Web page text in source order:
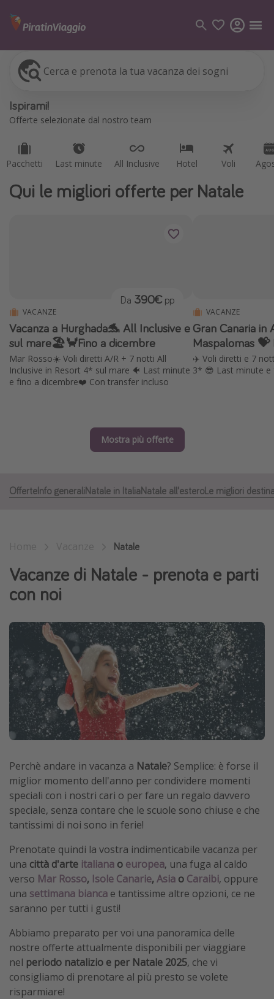
Cerca e prenota la tua vacanza dei sogni
Ispirami!
Offerte selezionate dal nostro team
Pacchetti Last minute All Inclusive Hotel Voli
Pacchetti
Voli
Vacanze
Baleari
Egitto
Tunisia
Malta
Canarie
Vacanze all inclusive
Last minute capodanno
Vacanze con bambini
Vacanze al mare
Viaggi per single
Altri argomenti
Travel magazine
Calendario di viaggio
Festività del 2026
Città più visitate
Qui le migliori offerte per Natale
VACANZE
Vacanza a Hurghada🐬 All Inclusive e
sul mare🏖🦀Fino a dicembre
Mar Rosso☀️ Voli diretti A/R + 7 notti All
Inclusive in Resort 4* sul mare 🐠 Last minute
e fino a dicembre❤️ Con transfer incluso
Da 390€ pp
VACANZE
Gran Canaria
Maspalomas 💝
✈️ Voli diretti e 7
3* 😎 Last minute e
Mostra più offerte
OfferteInfo generaliNatale in ItaliaNatale all'esteroLe migliori
Natale
Vacanze di Natale - prenota e parti
con noi
Perchè andare in vacanza a Natale? Semplice: è forse il
miglior momento dell'anno per condividere momenti
speciali con i nostri cari o per fare un regalo davvero
speciale, senza contare che le scuole sono chiuse e che
tantissimi di noi sono in ferie!
Prenotate quindi la vostra indimenticabile vacanza per
una città d'arte italiana o europea, una fuga al caldo
verso Mar Rosso, Isole Canarie, Asia o Caraibi, oppure
una settimana bianca e tantissime altre opzioni, ce ne
saranno per tutti i gusti!
Abbiamo preparato per voi una panoramica delle
nostre offerte attualmente disponibili per viaggiare
nel periodo natalizio e per Natale 2025, che vi
consigliamo di prenotare al più presto se volete
risparmiare!